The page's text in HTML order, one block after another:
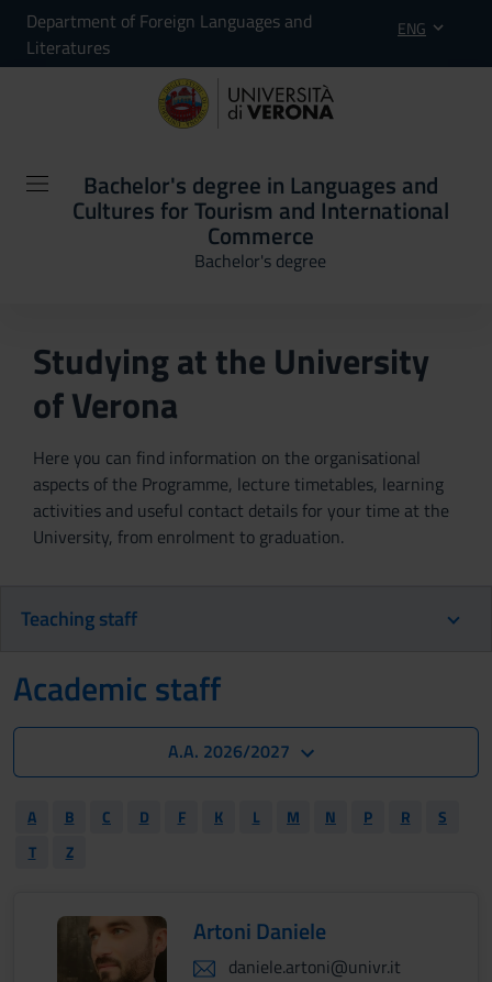
Department of Foreign Languages and
Literatures
ENG
Bachelor's degree in Languages and
Cultures for Tourism and International
Commerce
Bachelor's degree
Studying at the University
of Verona
Here you can find information on the organisational
aspects of the Programme, lecture timetables, learning
activities and useful contact details for your time at the
University, from enrolment to graduation.
Teaching staff
Academic staff
A.A. 2026/2027
A B C D F K L M N P R
S
T
Z
Artoni Daniele
daniele.artoni@univr.it